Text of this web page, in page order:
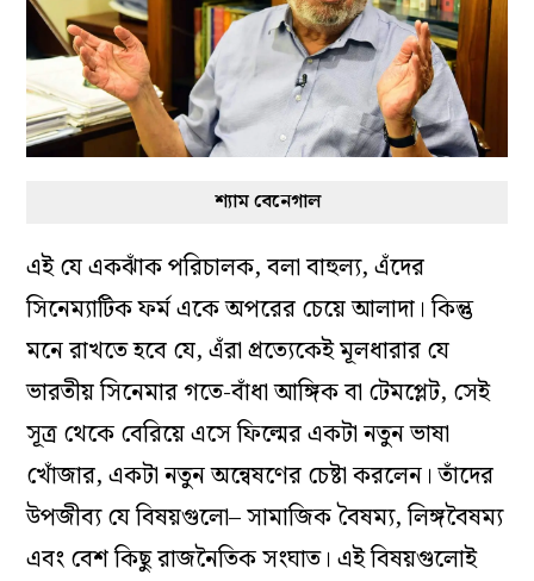
শ্যাম বেনেগাল
এই যে একঝাঁক পরিচালক, বলা বাহুল্য, এঁদের
সিনেম্যাটিক ফর্ম একে অপরের চেয়ে আলাদা। কিন্তু
মনে রাখতে হবে যে, এঁরা প্রত্যেকেই মূলধারার যে
ভারতীয় সিনেমার গতে-বাঁধা আঙ্গিক বা টেমপ্লেট, সেই
সূত্র থেকে বেরিয়ে এসে ফিল্মের একটা নতুন ভাষা
খোঁজার, একটা নতুন অন্বেষণের চেষ্টা করলেন। তাঁদের
উপজীব্য যে বিষয়গুলো– সামাজিক বৈষম্য, লিঙ্গবৈষম্য
এবং বেশ কিছু রাজনৈতিক সংঘাত। এই বিষয়গুলোই